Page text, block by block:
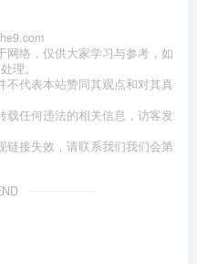
网络，仅供大家学习与参考，如
理。
不代表本站赞同其观点和对其真
载任何违法的相关信息，访客发
链接失效，请联系我们我们会第